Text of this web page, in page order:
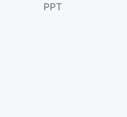
PPT